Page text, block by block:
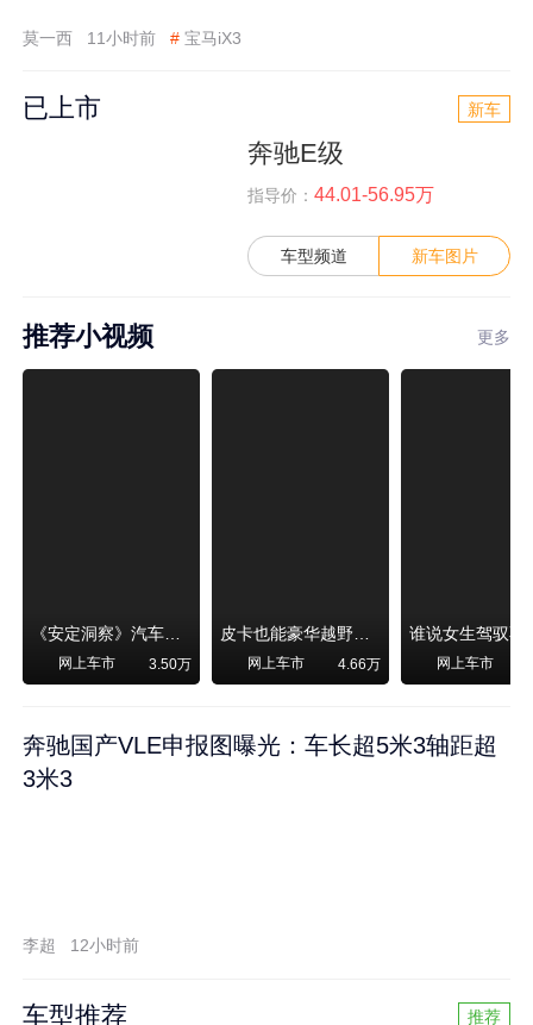
莫一西 11小时前 # 宝马iX3
已上市 新车
奔驰E级
指导价： 44.01-56.95万
车型频道 新车图片
推荐小视频 更多
《安定洞察》汽车烧不烧油，和石油安全无关！
网上车市 3.50万
皮卡也能豪华越野！纵横F700上市，限时卖29.99万起
网上车市 4.66万 网上车市
奔驰国产VLE申报图曝光：车长超5米3轴距超
3米3
李超 12小时前
车型推荐 推荐